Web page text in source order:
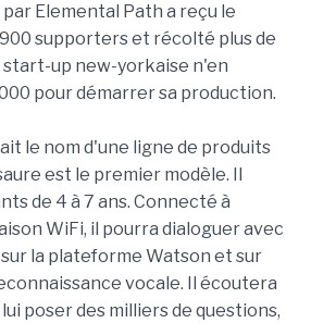
Elemental Path a reçu le
supporters et récolté plus de
start-up new-yorkaise n'en
pour démarrer sa production.
le nom d'une ligne de produits
est le premier modèle. Il
de 4 à 7 ans. Connecté à
WiFi, il pourra dialoguer avec
la plateforme Watson et sur
vocale. Il écoutera
poser des milliers de questions,